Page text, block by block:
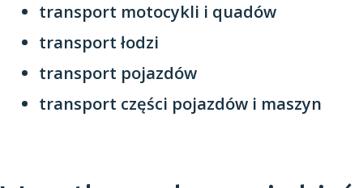
transport motocykli i quadów
transport łodzi
transport pojazdów
transport części pojazdów i maszyn